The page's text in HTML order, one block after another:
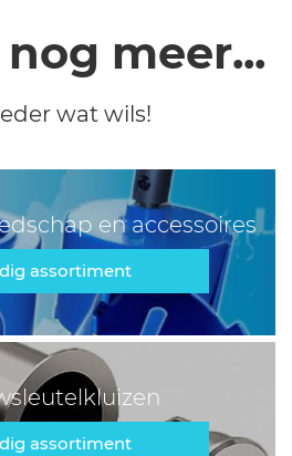
meer...
wat wils!
en accessoires
assortiment
assortiment